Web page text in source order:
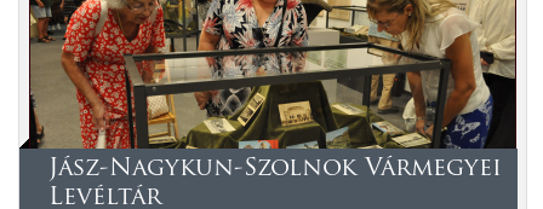
Jász-Nagykun-Szolnok Vármegyei
Levéltár